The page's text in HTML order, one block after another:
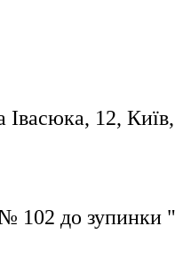
12,
до зупинки